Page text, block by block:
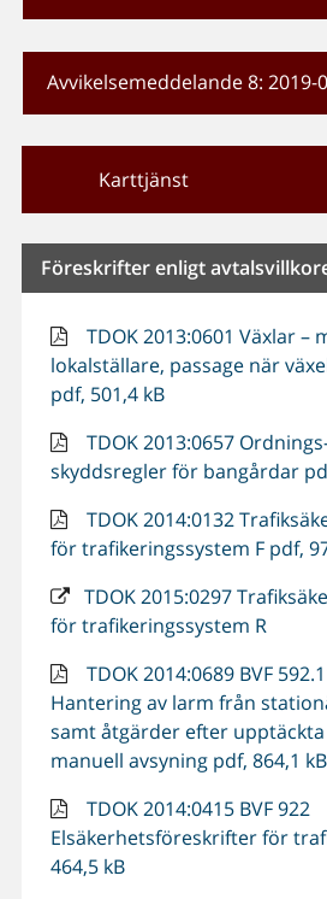
Avvikelsemeddelande 8: 2019-
Karttjänst
Föreskrifter enligt
TDOK 2013:0601 Växlar –
lokalställare, passage när
pdf, 501,4 kB
TDOK 2013:0657
skyddsregler för bangårdar
TDOK 2014:0132
för trafikeringssystem F pdf,
TDOK 2015:0297
för trafikeringssystem R
TDOK 2014:0689 BVF
Hantering av larm från
samt åtgärder efter
manuell avsyning pdf, 864,1 kB
TDOK 2014:0415 BVF 922
Elsäkerhetsföreskrifter för
464,5 kB